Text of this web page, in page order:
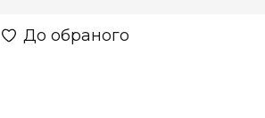
До обраного